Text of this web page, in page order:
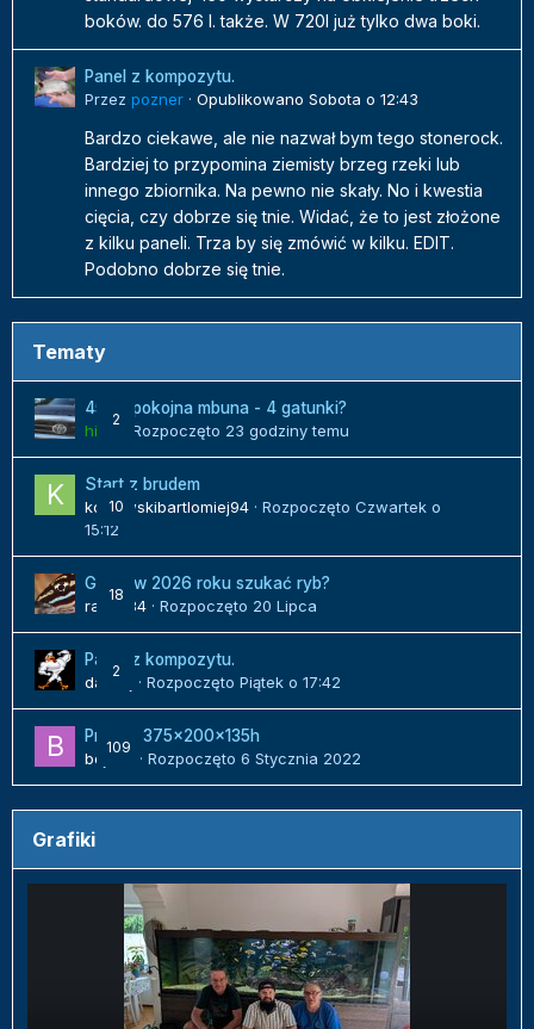
boków. do 576 l. także. W 720l już tylko dwa boki.
Panel z kompozytu.
Przez pozner · Opublikowano Sobota o 12:43
Bardzo ciekawe, ale nie nazwał bym tego stonerock.
Bardziej to przypomina ziemisty brzeg rzeki lub
innego zbiornika. Na pewno nie skały. No i kwestia
cięcia, czy dobrze się tnie. Widać, że to jest złożone
z kilku paneli. Trza by się zmówić w kilku. EDIT.
Podobno dobrze się tnie.
Tematy
2
450l spokojna mbuna - 4 gatunki?
hilux · Rozpoczęto 23 godziny temu
10
Start z brudem
kozlowskibartlomiej94 · Rozpoczęto Czwartek o
15:12
18
Gdzie w 2026 roku szukać ryb?
radek84 · Rozpoczęto 20 Lipca
2
Panel z kompozytu.
danielj
· Rozpoczęto Piątek o 17:42
109
Projekt 375x200x135h
bojack
· Rozpoczęto 6 Stycznia 2022
Grafiki